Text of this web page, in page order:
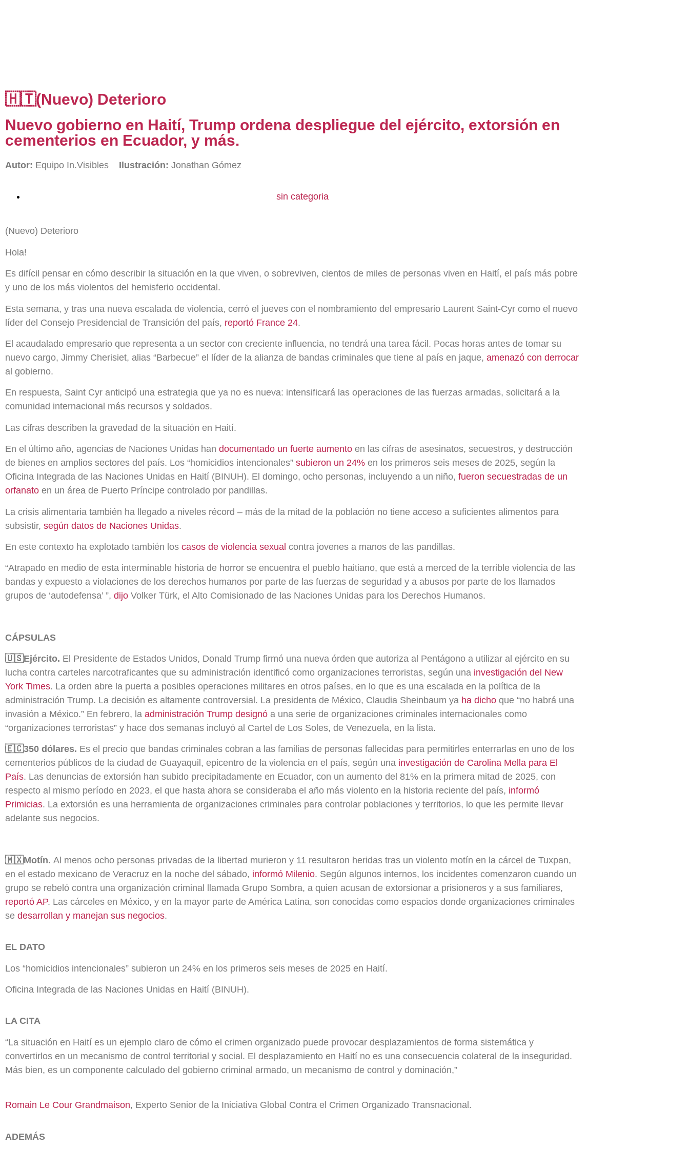
🇭🇹(Nuevo) Deterioro
Nuevo gobierno en Haití, Trump ordena despliegue del ejército, extorsión en
cementerios en Ecuador, y más.
Autor: Equipo In.Visibles Ilustración: Jonathan Gómez
sin categoria
(Nuevo) Deterioro
Hola!
Es difícil pensar en cómo describir la situación en la que viven, o sobreviven, cientos de miles de personas viven en Haití, el país más pobre
y uno de los más violentos del hemisferio occidental.
Esta semana, y tras una nueva escalada de violencia, cerró el jueves con el nombramiento del empresario Laurent Saint-Cyr como el nuevo
líder del Consejo Presidencial de Transición del país, reportó France 24.
El acaudalado empresario que representa a un sector con creciente influencia, no tendrá una tarea fácil. Pocas horas antes de tomar su
nuevo cargo, Jimmy Cherisiet, alias “Barbecue” el líder de la alianza de bandas criminales que tiene al país en jaque, amenazó con derrocar
al gobierno.
En respuesta, Saint Cyr anticipó una estrategia que ya no es nueva: intensificará las operaciones de las fuerzas armadas, solicitará a la
comunidad internacional más recursos y soldados.
Las cifras describen la gravedad de la situación en Haití.
En el último año, agencias de Naciones Unidas han documentado un fuerte aumento en las cifras de asesinatos, secuestros, y destrucción
de bienes en amplios sectores del país. Los “homicidios intencionales” subieron un 24% en los primeros seis meses de 2025, según la
Oficina Integrada de las Naciones Unidas en Haití (BINUH). El domingo, ocho personas, incluyendo a un niño, fueron secuestradas de un
orfanato en un área de Puerto Príncipe controlado por pandillas.
La crisis alimentaria también ha llegado a niveles récord – más de la mitad de la población no tiene acceso a suficientes alimentos para
subsistir, según datos de Naciones Unidas.
En este contexto ha explotado también los casos de violencia sexual contra jovenes a manos de las pandillas.
“Atrapado en medio de esta interminable historia de horror se encuentra el pueblo haitiano, que está a merced de la terrible violencia de las
bandas y expuesto a violaciones de los derechos humanos por parte de las fuerzas de seguridad y a abusos por parte de los llamados
grupos de ‘autodefensa’ ”, dijo Volker Türk, el Alto Comisionado de las Naciones Unidas para los Derechos Humanos.
CÁPSULAS
🇺🇸Ejército. El Presidente de Estados Unidos, Donald Trump firmó una nueva órden que autoriza al Pentágono a utilizar al ejército en su
lucha contra carteles narcotraficantes que su administración identificó como organizaciones terroristas, según una investigación del New
York Times. La orden abre la puerta a posibles operaciones militares en otros países, en lo que es una escalada en la política de la
administración Trump. La decisión es altamente controversial. La presidenta de México, Claudia Sheinbaum ya ha dicho que “no habrá una
invasión a México.” En febrero, la administración Trump designó a una serie de organizaciones criminales internacionales como
“organizaciones terroristas” y hace dos semanas incluyó al Cartel de Los Soles, de Venezuela, en la lista.
🇪🇨350 dólares. Es el precio que bandas criminales cobran a las familias de personas fallecidas para permitirles enterrarlas en uno de los
cementerios públicos de la ciudad de Guayaquil, epicentro de la violencia en el país, según una investigación de Carolina Mella para El
País. Las denuncias de extorsión han subido precipitadamente en Ecuador, con un aumento del 81% en la primera mitad de 2025, con
respecto al mismo período en 2023, el que hasta ahora se consideraba el año más violento en la historia reciente del país, informó
Primicias. La extorsión es una herramienta de organizaciones criminales para controlar poblaciones y territorios, lo que les permite llevar
adelante sus negocios.
🇲🇽Motín. Al menos ocho personas privadas de la libertad murieron y 11 resultaron heridas tras un violento motín en la cárcel de Tuxpan,
en el estado mexicano de Veracruz en la noche del sábado, informó Milenio. Según algunos internos, los incidentes comenzaron cuando un
grupo se rebeló contra una organización criminal llamada Grupo Sombra, a quien acusan de extorsionar a prisioneros y a sus familiares,
reportó AP. Las cárceles en México, y en la mayor parte de América Latina, son conocidas como espacios donde organizaciones criminales
se desarrollan y manejan sus negocios.
EL DATO
Los “homicidios intencionales” subieron un 24% en los primeros seis meses de 2025 en Haití.
Oficina Integrada de las Naciones Unidas en Haití (BINUH).
LA CITA
“La situación en Haití es un ejemplo claro de cómo el crimen organizado puede provocar desplazamientos de forma sistemática y
convertirlos en un mecanismo de control territorial y social. El desplazamiento en Haití no es una consecuencia colateral de la inseguridad.
Más bien, es un componente calculado del gobierno criminal armado, un mecanismo de control y dominación,”
Romain Le Cour Grandmaison, Experto Senior de la Iniciativa Global Contra el Crimen Organizado Transnacional.
ADEMÁS